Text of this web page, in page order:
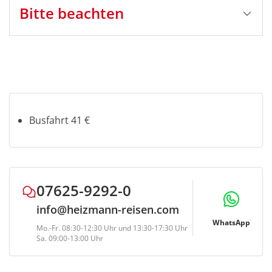
Bitte beachten
80%*
und Bahnfahrten, Mahlzeiten etc.)Ggf. können
Bearbeitungsgebühren in Höhe von € 10,- p.P.
Busfahrt 41 €
07625-9292-0
info@heizmann-reisen.com
Mo.-Fr. 08:30-12:30 Uhr und 13:30-17:30 Uhr
Sa. 09:00-13:00 Uhr
WhatsApp